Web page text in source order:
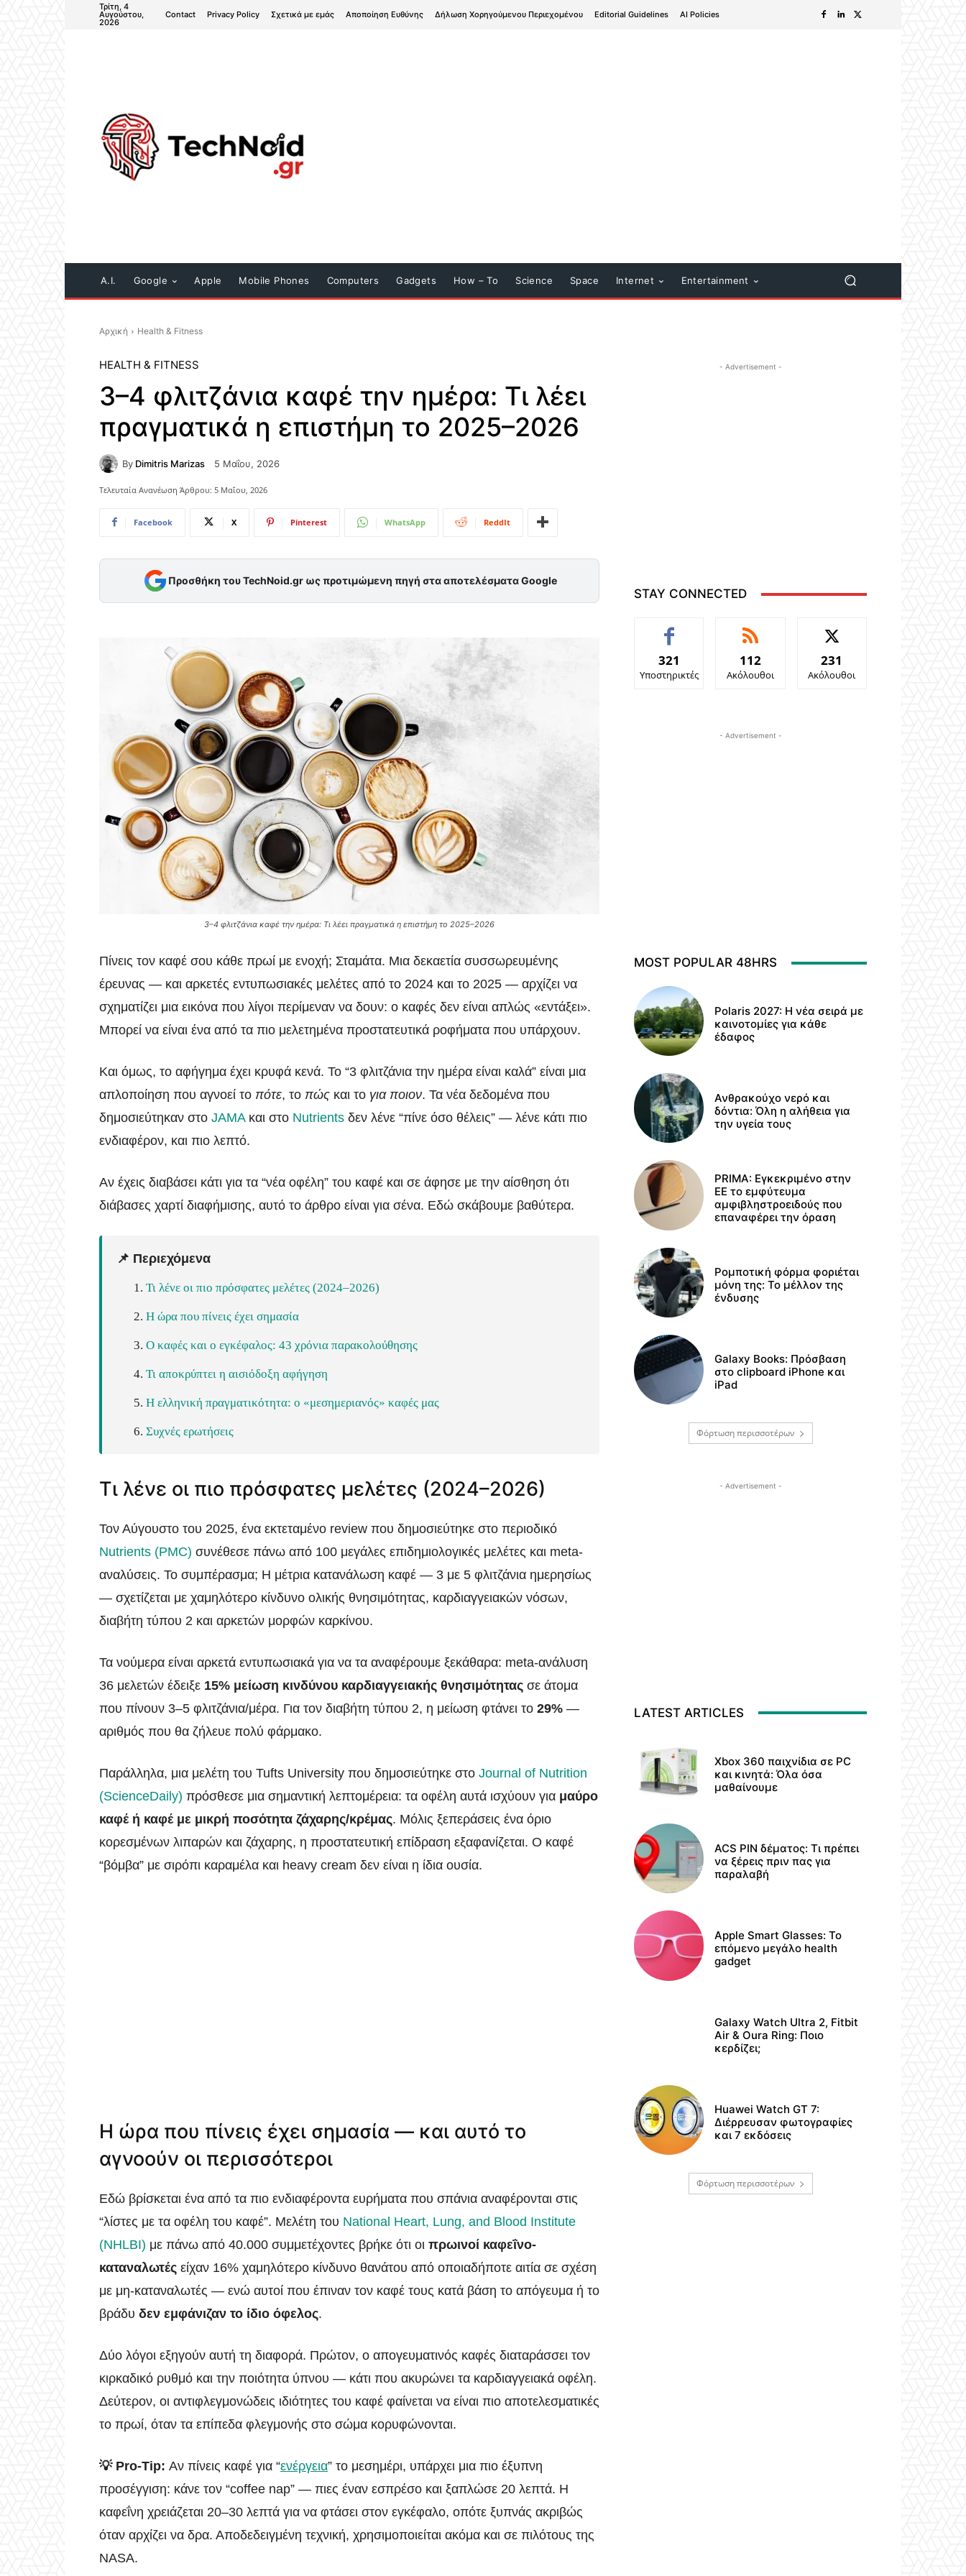
Τρίτη, 4
Αυγούστου,
2026
Contact Privacy Policy Σχετικά με εμάς Αποποίηση Ευθύνης Δήλωση Χορηγούμενου Περιεχομένου Editorial Guidelines AI Policies
A.I. Google Apple Mobile Phones Computers Gadgets How – To Science Space Internet Entertainment
Αρχική Health & Fitness
HEALTH & FITNESS
3–4 φλιτζάνια καφέ την ημέρα: Τι λέει
πραγματικά η επιστήμη το 2025–2026
By Dimitris Marizas 5 Μαΐου, 2026
Τελευταία Ανανέωση Άρθρου: 5 Μαΐου, 2026
Facebook X Pinterest WhatsApp ReddIt
Προσθήκη του TechNoid.gr ως προτιμώμενη πηγή στα αποτελέσματα Google
3–4 φλιτζάνια καφέ την ημέρα: Τι λέει πραγματικά η επιστήμη το 2025–2026
Πίνεις τον καφέ σου κάθε πρωί με ενοχή; Σταμάτα. Μια δεκαετία συσσωρευμένης
έρευνας — και αρκετές εντυπωσιακές μελέτες από το 2024 και το 2025 — αρχίζει να
σχηματίζει μια εικόνα που λίγοι περίμεναν να δουν: ο καφές δεν είναι απλώς «εντάξει».
Μπορεί να είναι ένα από τα πιο μελετημένα προστατευτικά ροφήματα που υπάρχουν.
Και όμως, το αφήγημα έχει κρυφά κενά. Το “3 φλιτζάνια την ημέρα είναι καλά” είναι μια
απλοποίηση που αγνοεί το πότε, το πώς και το για ποιον. Τα νέα δεδομένα που
δημοσιεύτηκαν στο JAMAκαι στο Nutrients δεν λένε “πίνε όσο θέλεις” — λένε κάτι πιο
ενδιαφέρον, και πιο λεπτό.
Αν έχεις διαβάσει κάτι για τα “νέα οφέλη” του καφέ και σε άφησε με την αίσθηση ότι
διάβασες χαρτί διαφήμισης, αυτό το άρθρο είναι για σένα. Εδώ σκάβουμε βαθύτερα.
📌 Περιεχόμενα
Τι λένε οι πιο πρόσφατες μελέτες (2024–2026)
Η ώρα που πίνεις έχει σημασία
Ο καφές και ο εγκέφαλος: 43 χρόνια παρακολούθησης
Τι αποκρύπτει η αισιόδοξη αφήγηση
Η ελληνική πραγματικότητα: ο «μεσημεριανός» καφές μας
Συχνές ερωτήσεις
Τι λένε οι πιο πρόσφατες μελέτες (2024–2026)
Τον Αύγουστο του 2025, ένα εκτεταμένο review που δημοσιεύτηκε στο περιοδικό
Nutrients (PMC) συνέθεσε πάνω από 100 μεγάλες επιδημιολογικές μελέτες και meta-
αναλύσεις. Το συμπέρασμα; Η μέτρια κατανάλωση καφέ — 3 με 5 φλιτζάνια ημερησίως
— σχετίζεται με χαμηλότερο κίνδυνο ολικής θνησιμότητας, καρδιαγγειακών νόσων,
διαβήτη τύπου 2 και αρκετών μορφών καρκίνου.
Τα νούμερα είναι αρκετά εντυπωσιακά για να τα αναφέρουμε ξεκάθαρα: meta-ανάλυση
36 μελετών έδειξε 15% μείωση κινδύνου καρδιαγγειακής θνησιμότητας σε άτομα
που πίνουν 3–5 φλιτζάνια/μέρα. Για τον διαβήτη τύπου 2, η μείωση φτάνει το 29% —
αριθμός που θα ζήλευε πολύ φάρμακο.
Παράλληλα, μια μελέτη του Tufts University που δημοσιεύτηκε στο Journal of Nutrition
(ScienceDaily) πρόσθεσε μια σημαντική λεπτομέρεια: τα οφέλη αυτά ισχύουν για μαύρο
καφέ ή καφέ με μικρή ποσότητα ζάχαρης/κρέμας. Μόλις ξεπεράσεις ένα όριο
κορεσμένων λιπαρών και ζάχαρης, η προστατευτική επίδραση εξαφανίζεται. Ο καφέ
“βόμβα” με σιρόπι καραμέλα και heavy cream δεν είναι η ίδια ουσία.
Η ώρα που πίνεις έχει σημασία — και αυτό το
αγνοούν οι περισσότεροι
Εδώ βρίσκεται ένα από τα πιο ενδιαφέροντα ευρήματα που σπάνια αναφέρονται στις
“λίστες με τα οφέλη του καφέ”. Μελέτη του National Heart, Lung, and Blood Institute
(NHLBI) με πάνω από 40.000 συμμετέχοντες βρήκε ότι οι πρωινοί καφεΐνο-
καταναλωτές είχαν 16% χαμηλότερο κίνδυνο θανάτου από οποιαδήποτε αιτία σε σχέση
με μη-καταναλωτές — ενώ αυτοί που έπιναν τον καφέ τους κατά βάση το απόγευμα ή το
βράδυ δεν εμφάνιζαν το ίδιο όφελος.
Δύο λόγοι εξηγούν αυτή τη διαφορά. Πρώτον, ο απογευματινός καφές διαταράσσει τον
κιρκαδικό ρυθμό και την ποιότητα ύπνου — κάτι που ακυρώνει τα καρδιαγγειακά οφέλη.
Δεύτερον, οι αντιφλεγμονώδεις ιδιότητες του καφέ φαίνεται να είναι πιο αποτελεσματικές
το πρωί, όταν τα επίπεδα φλεγμονής στο σώμα κορυφώνονται.
💡 Pro-Tip: Αν πίνεις καφέ για “ενέργεια” το μεσημέρι, υπάρχει μια πιο έξυπνη
προσέγγιση: κάνε τον “coffee nap” — πιες έναν εσπρέσο και ξαπλώσε 20 λεπτά. Η
καφεΐνη χρειάζεται 20–30 λεπτά για να φτάσει στον εγκέφαλο, οπότε ξυπνάς ακριβώς
όταν αρχίζει να δρα. Αποδεδειγμένη τεχνική, χρησιμοποιείται ακόμα και σε πιλότους της
NASA.
- Advertisement -
STAY CONNECTED
321
Υποστηρικτές
112
Ακόλουθοι
231
Ακόλουθοι
- Advertisement -
MOST POPULAR 48HRS
Polaris 2027: Η νέα σειρά με
καινοτομίες για κάθε
έδαφος
Ανθρακούχο νερό και
δόντια: Όλη η αλήθεια για
την υγεία τους
PRIMA: Εγκεκριμένο στην
ΕΕ το εμφύτευμα
αμφιβληστροειδούς που
επαναφέρει την όραση
Ρομποτική φόρμα φοριέται
μόνη της: Το μέλλον της
ένδυσης
Galaxy Books: Πρόσβαση
στο clipboard iPhone και
iPad
Φόρτωση περισσοτέρων
- Advertisement -
LATEST ARTICLES
Xbox 360 παιχνίδια σε PC
και κινητά: Όλα όσα
μαθαίνουμε
ACS PIN δέματος: Τι πρέπει
να ξέρεις πριν πας για
παραλαβή
Apple Smart Glasses: Το
επόμενο μεγάλο health
gadget
Galaxy Watch Ultra 2, Fitbit
Air & Oura Ring: Ποιο
κερδίζει;
Huawei Watch GT 7:
Διέρρευσαν φωτογραφίες
και 7 εκδόσεις
Φόρτωση περισσοτέρων